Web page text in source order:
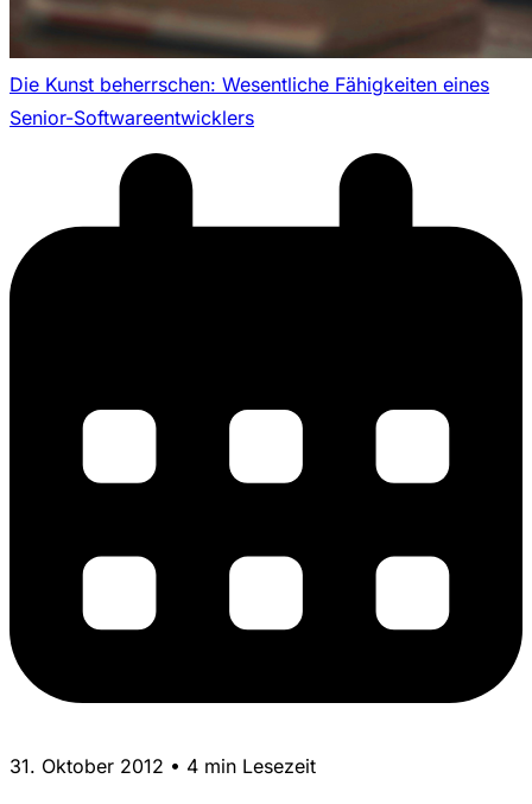
Die Kunst beherrschen: Wesentliche Fähigkeiten eines
Senior-Softwareentwicklers
31. Oktober 2012 • 4 min Lesezeit